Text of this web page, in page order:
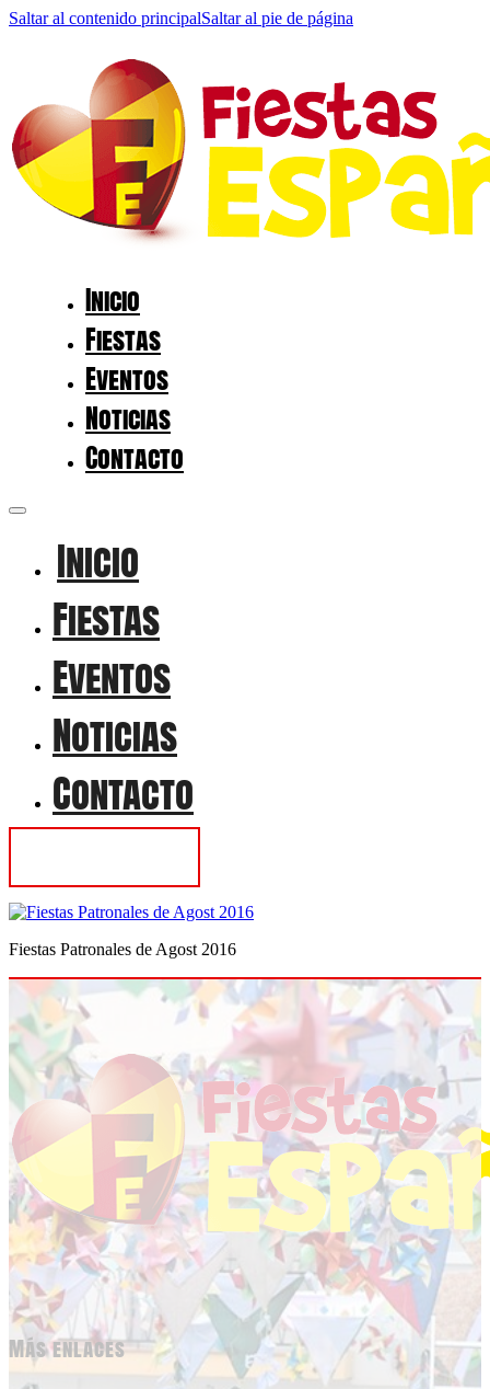
Saltar al contenido principalSaltar al pie de página
Inicio
Fiestas
Eventos
Noticias
Contacto
Inicio
Fiestas
Eventos
Noticias
Contacto
Fiestas Patronales de Agost 2016
Más enlaces